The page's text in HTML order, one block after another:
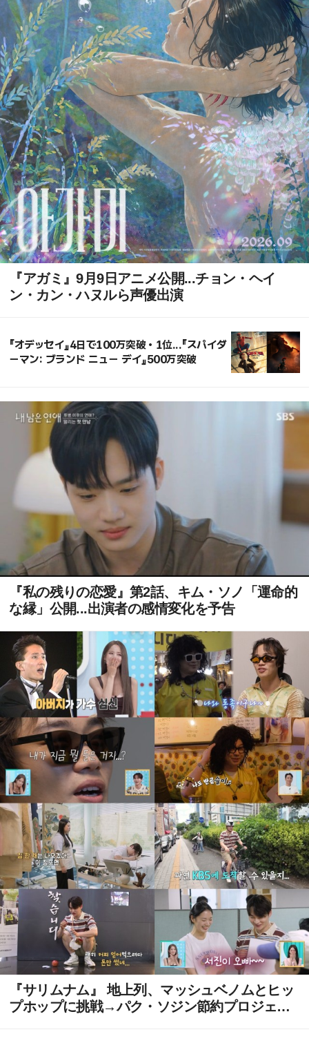
『アガミ』9月9日アニメ公開...チョン・ヘイ
ン・カン・ハヌルら声優出演
『オデッセイ』4日で100万突破・1位...『スパイダ
ーマン: ブランド ニュー デイ』500万突破
『私の残りの恋愛』第2話、キム・ソノ「運命的
な縁」公開...出演者の感情変化を予告
『サリムナム』 地上列、マッシュベノムとヒッ
プホップに挑戦→パク・ソジン節約プロジェク